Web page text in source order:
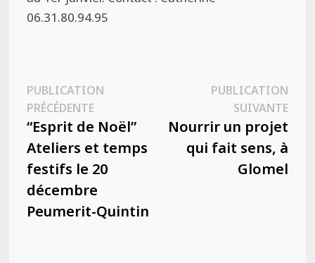
06.31.80.94.95
Navigation
de
l’article
PUBLICATION
PRÉCÉDENTEPublication
précédente :
“Esprit de Noël”
Ateliers et temps
festifs le 20
décembre
Peumerit-Quintin
PUBLICATION
SUIVANTE
Nourrir un projet
qui fait sens, à
Glomel